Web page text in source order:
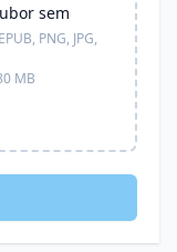
sem
PNG, JPG,
MB